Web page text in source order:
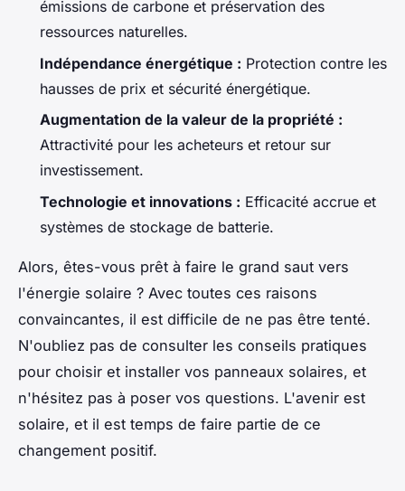
émissions de carbone et préservation des
ressources naturelles.
Indépendance énergétique : Protection contre les
hausses de prix et sécurité énergétique.
Augmentation de la valeur de la propriété :
Attractivité pour les acheteurs et retour sur
investissement.
Technologie et innovations : Efficacité accrue et
systèmes de stockage de batterie.
Alors, êtes-vous prêt à faire le grand saut vers
l'énergie solaire ? Avec toutes ces raisons
convaincantes, il est difficile de ne pas être tenté.
N'oubliez pas de consulter les conseils pratiques
pour choisir et installer vos panneaux solaires, et
n'hésitez pas à poser vos questions. L'avenir est
solaire, et il est temps de faire partie de ce
changement positif.